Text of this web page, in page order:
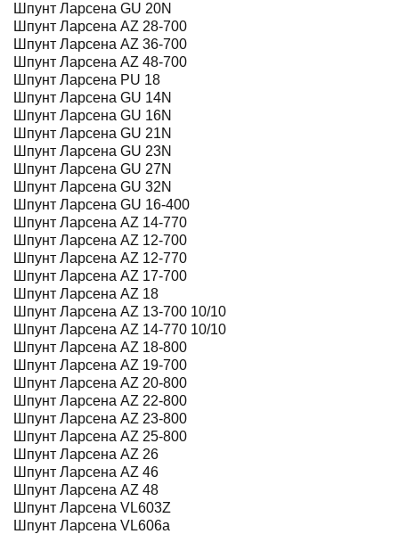
Шпунт Ларсена GU 20N
Шпунт Ларсена AZ 28-700
Шпунт Ларсена AZ 36-700
Шпунт Ларсена AZ 48-700
Шпунт Ларсена PU 18
Шпунт Ларсена GU 14N
Шпунт Ларсена GU 16N
Шпунт Ларсена GU 21N
Шпунт Ларсена GU 23N
Шпунт Ларсена GU 27N
Шпунт Ларсена GU 32N
Шпунт Ларсена GU 16-400
Шпунт Ларсена AZ 14-770
Шпунт Ларсена AZ 12-700
Шпунт Ларсена AZ 12-770
Шпунт Ларсена AZ 17-700
Шпунт Ларсена AZ 18
Шпунт Ларсена AZ 13-700 10/10
Шпунт Ларсена AZ 14-770 10/10
Шпунт Ларсена AZ 18-800
Шпунт Ларсена AZ 19-700
Шпунт Ларсена AZ 20-800
Шпунт Ларсена AZ 22-800
Шпунт Ларсена AZ 23-800
Шпунт Ларсена AZ 25-800
Шпунт Ларсена AZ 26
Шпунт Ларсена AZ 46
Шпунт Ларсена AZ 48
Шпунт Ларсена VL603Z
Шпунт Ларсена VL606a